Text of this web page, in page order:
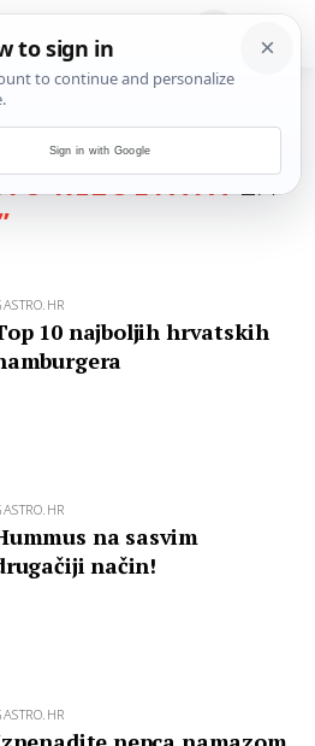
REZULTATAZA
10 najboljih hrvatskih
na sasvim
način!
Sign in with Google